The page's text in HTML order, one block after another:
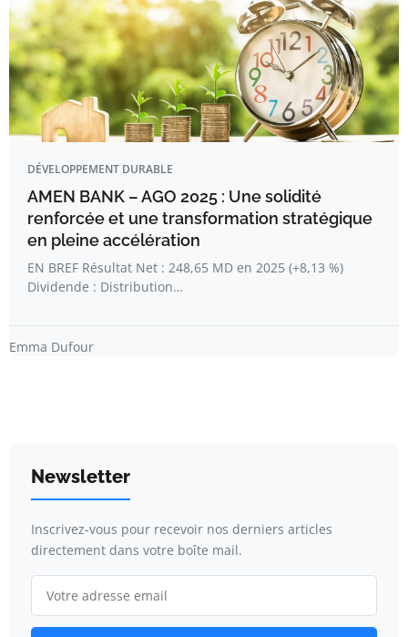
DÉVELOPPEMENT DURABLE
AMEN BANK – AGO 2025 : Une solidité
renforcée et une transformation stratégique
en pleine accélération
EN BREF Résultat Net : 248,65 MD en 2025 (+8,13 %)
Dividende : Distribution…
Emma Dufour
Newsletter
Inscrivez-vous pour recevoir nos derniers articles
directement dans votre boîte mail.